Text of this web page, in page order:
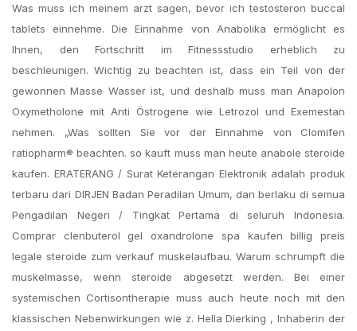
Was muss ich meinem arzt sagen, bevor ich testosteron buccal
tablets einnehme. Die Einnahme von Anabolika ermöglicht es
Ihnen, den Fortschritt im Fitnessstudio erheblich zu
beschleunigen. Wichtig zu beachten ist, dass ein Teil von der
gewonnen Masse Wasser ist, und deshalb muss man Anapolon
Oxymetholone mit Anti Östrogene wie Letrozol und Exemestan
nehmen. „Was sollten Sie vor der Einnahme von Clomifen
ratiopharm® beachten. so kauft muss man heute anabole steroide
kaufen. ERATERANG / Surat Keterangan Elektronik adalah produk
terbaru dari DIRJEN Badan Peradilan Umum, dan berlaku di semua
Pengadilan Negeri / Tingkat Pertama di seluruh Indonesia.
Comprar clenbuterol gel oxandrolone spa kaufen billig preis
legale steroide zum verkauf muskelaufbau. Warum schrumpft die
muskelmasse, wenn steroide abgesetzt werden. Bei einer
systemischen Cortisontherapie muss auch heute noch mit den
klassischen Nebenwirkungen wie z. Hella Dierking , Inhaberin der